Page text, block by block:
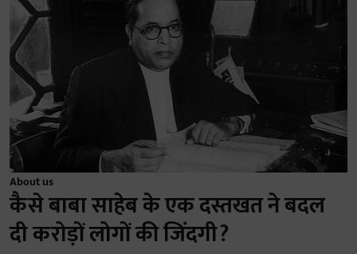
About us
कैसे बाबा साहेब के एक दस्तखत ने बदल
दी करोड़ों लोगों की जिंदगी?